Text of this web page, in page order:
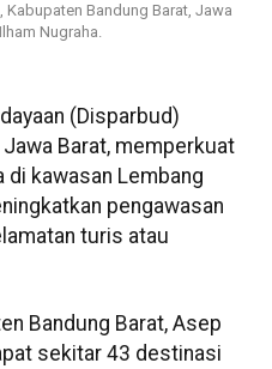
Bandung Barat, Jawa
Nugraha.
(Disparbud)
Barat, memperkuat
kawasan Lembang
pengawasan
turis atau
Bandung Barat, Asep
sekitar 43 destinasi